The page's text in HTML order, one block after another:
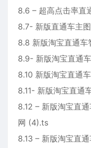
8.6 – 超高点击率直
8.7- 新版直通车主
8.8 新版淘宝直通
8.9- 新版淘宝直通
8.10 新版淘宝直通
8.11- 新版淘宝直通
8.12 – 新版淘宝直
网 (4).ts
8.13 – 新版淘宝直